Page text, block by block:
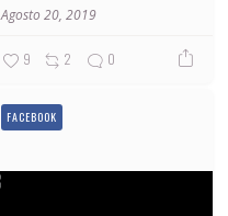
Agosto 20, 2019
9 2 0
FACEBOOK